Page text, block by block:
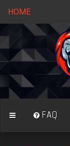
HOME
FAQ